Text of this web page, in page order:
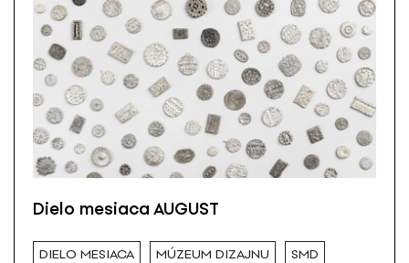
Dielo mesiaca AUGUST
DIELO MESIACA MÚZEUM DIZAJNU SMD